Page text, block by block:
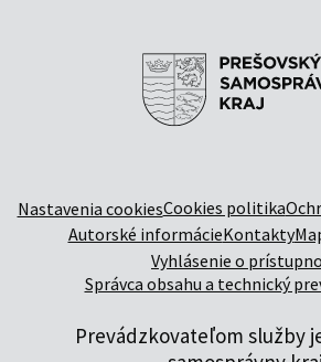
Nastavenia cookiesCookies politika
Autorské informácieKontakty
Vyhlásenie o
Správca obsahu a technický
Prevádzkovateľom služby